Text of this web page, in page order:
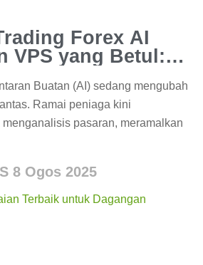
Forex AI
VPS yang Betul:
Buatan (AI) sedang mengubah
Ramai peniaga kini
pasaran, meramalkan
8 Ogos 2025